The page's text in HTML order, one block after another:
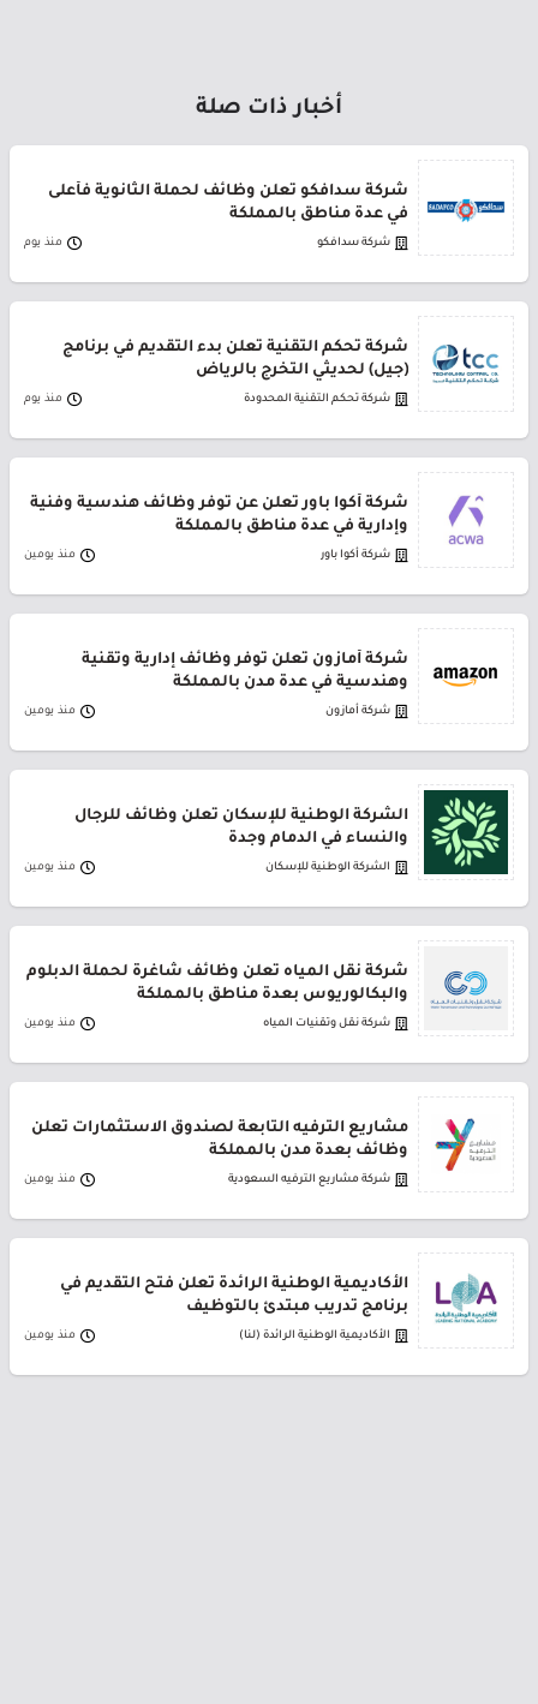
أخبار ذات صلة
شركة سدافكو تعلن وظائف لحملة الثانوية فأعلى
في عدة مناطق بالمملكة
شركة سدافكو منذ يوم
شركة تحكم التقنية تعلن بدء التقديم في برنامج
(جيل) لحديثي التخرج بالرياض
شركة تحكم التقنية المحدودة منذ يوم
شركة أكوا باور تعلن عن توفر وظائف هندسية وفنية
وإدارية في عدة مناطق بالمملكة
شركة أكوا باور منذ يومين
شركة أمازون تعلن توفر وظائف إدارية وتقنية
وهندسية في عدة مدن بالمملكة
شركة أمازون منذ يومين
الشركة الوطنية للإسكان تعلن وظائف للرجال
والنساء في الدمام وجدة
الشركة الوطنية للإسكان منذ يومين
شركة نقل المياه تعلن وظائف شاغرة لحملة الدبلوم
والبكالوريوس بعدة مناطق بالمملكة
شركة نقل وتقنيات المياه منذ يومين
مشاريع الترفيه التابعة لصندوق الاستثمارات تعلن
وظائف بعدة مدن بالمملكة
شركة مشاريع الترفيه السعودية منذ يومين
الأكاديمية الوطنية الرائدة تعلن فتح التقديم في
برنامج تدريب مبتدئ بالتوظيف
الأكاديمية الوطنية الرائدة (لنا) منذ يومين